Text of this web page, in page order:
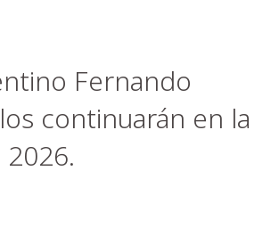
Fernando
continuarán en la